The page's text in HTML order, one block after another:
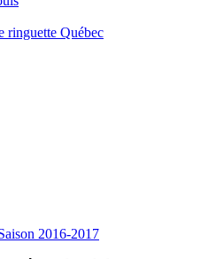
ringuette Québec
2016-2017